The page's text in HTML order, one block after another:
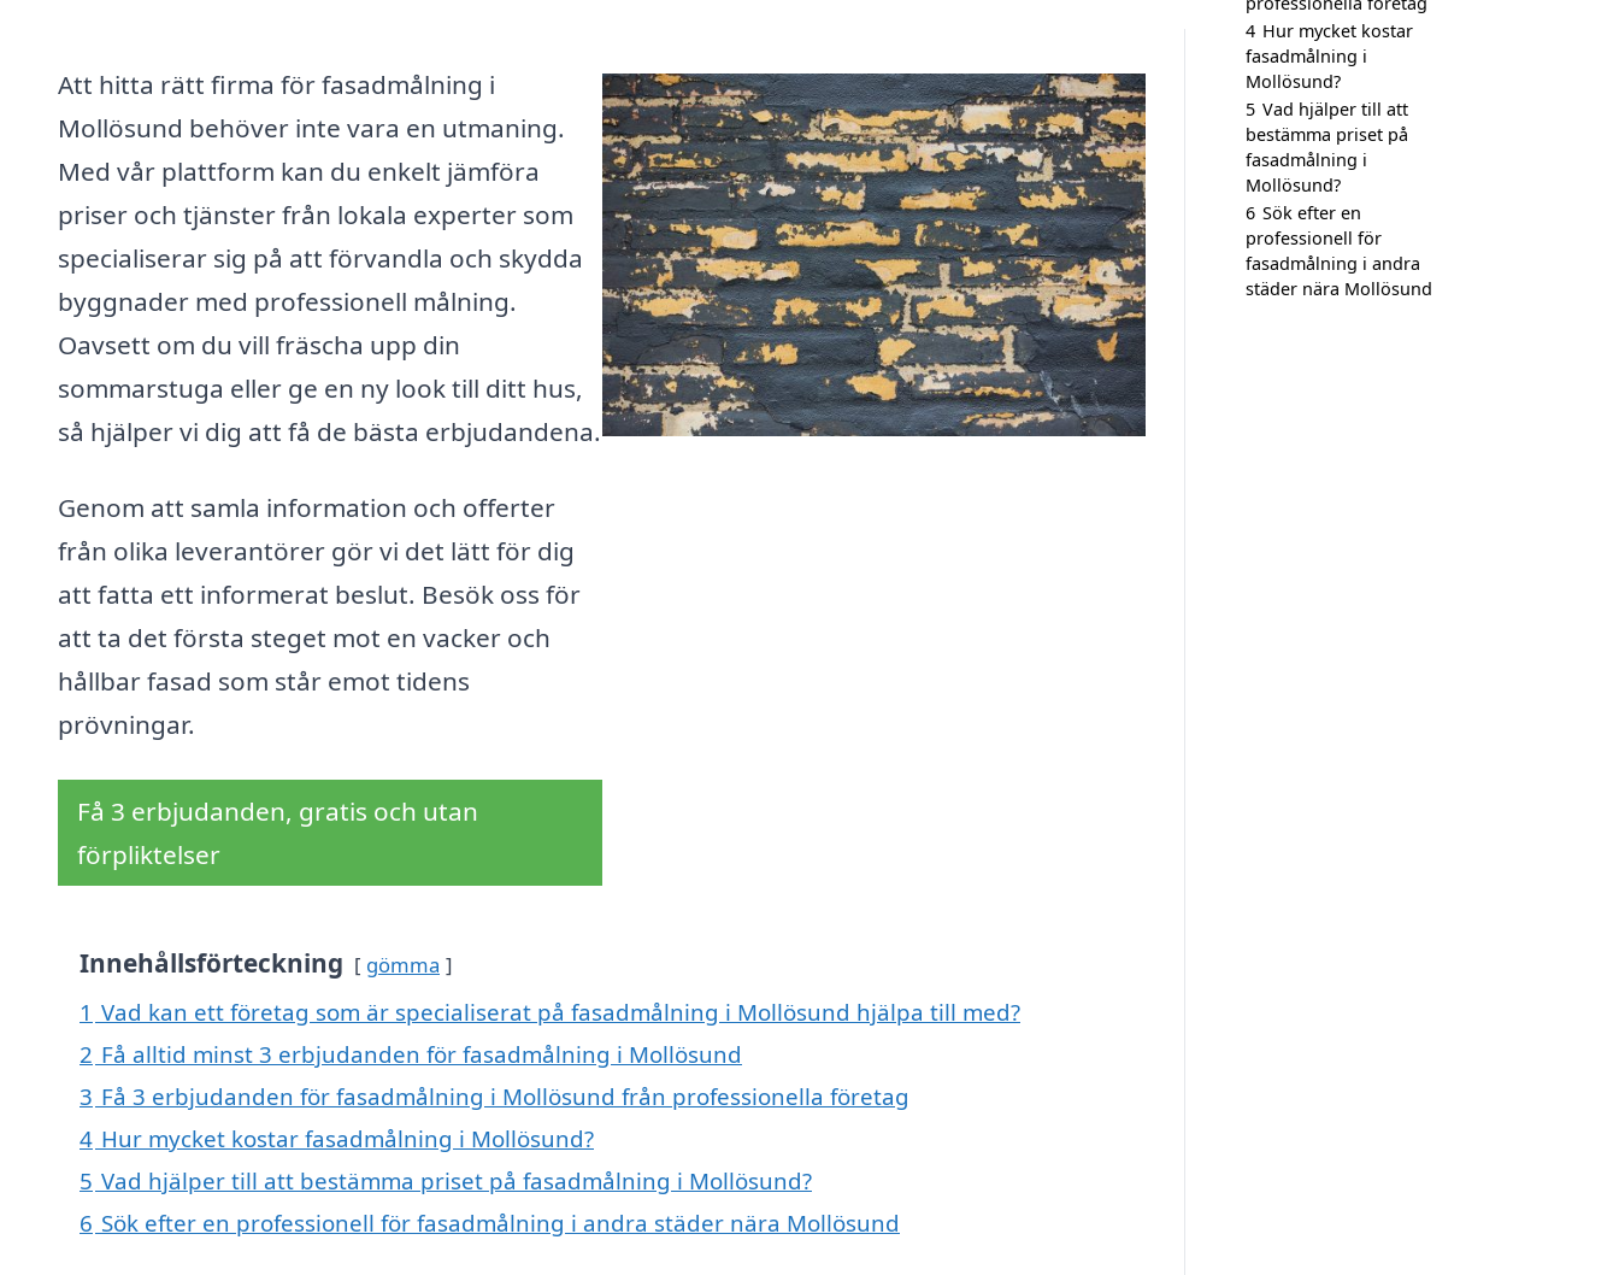
Att hitta rätt firma för fasadmålning i
Mollösund behöver inte vara en utmaning.
Med vår plattform kan du enkelt jämföra
priser och tjänster från lokala experter som
specialiserar sig på att förvandla och skydda
byggnader med professionell målning.
Oavsett om du vill fräscha upp din
sommarstuga eller ge en ny look till ditt hus,
så hjälper vi dig att få de bästa erbjudandena.
Genom att samla information och offerter
från olika leverantörer gör vi det lätt för dig
att fatta ett informerat beslut. Besök oss för
att ta det första steget mot en vacker och
hållbar fasad som står emot tidens
prövningar.
Få 3 erbjudanden, gratis och utan
förpliktelser
Innehållsförteckning gömma
1 Vad kan ett företag som är specialiserat på fasadmålning i Mollösund hjälpa till med?
2 Få alltid minst 3 erbjudanden för fasadmålning i Mollösund
3 Få 3 erbjudanden för fasadmålning i Mollösund från professionella företag
4 Hur mycket kostar fasadmålning i Mollösund?
5 Vad hjälper till att bestämma priset på fasadmålning i Mollösund?
6 Sök efter en professionell för fasadmålning i andra städer nära Mollösund
4 Hur mycket kostar
fasadmålning i
Mollösund?
5 Vad hjälper till att
bestämma priset på
fasadmålning i
Mollösund?
6 Sök efter en
professionell för
fasadmålning i andra
städer nära Mollösund